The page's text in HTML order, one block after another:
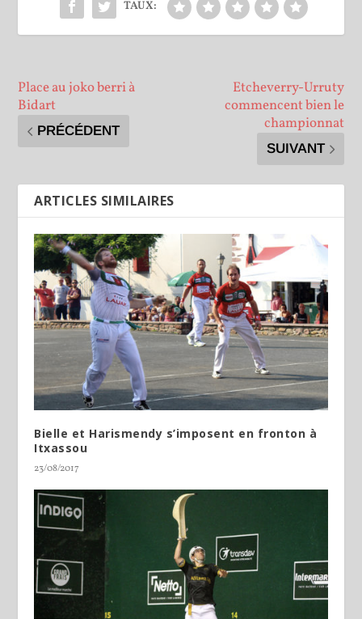
TAUX:
Place au joko berri à
Bidart
PRÉCÉDENT
Etcheverry-Urruty
commencent bien le
championnat
SUIVANT
ARTICLES SIMILAIRES
Bielle et Harismendy s’imposent en fronton à
Itxassou
23/08/2017